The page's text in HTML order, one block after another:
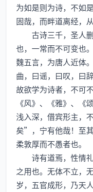
为如是则为诗，不如
固哉，而畔道离经，
古诗三千，圣人删
也，一常而不可变也
魏五言，为唐人近体
曲，曰谣，曰叹，曰
故欲学为诗者，不可
《风》、《雅》、《
浅入深，借宾形主，
矣”，宁有他哉！至
柔敦厚而不愚者也。
诗有道焉，性情礼
之用也。无体不立，
岁，五官成形，乃天